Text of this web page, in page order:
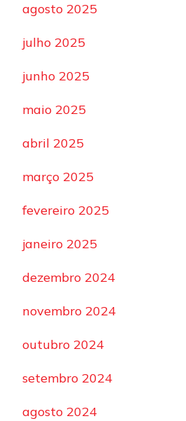
agosto 2025
julho 2025
junho 2025
maio 2025
abril 2025
março 2025
fevereiro 2025
janeiro 2025
dezembro 2024
novembro 2024
outubro 2024
setembro 2024
agosto 2024